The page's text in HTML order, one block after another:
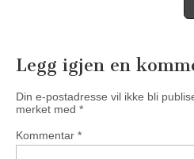
Legg igjen en
Din e-postadresse vil ikke bli
merket med *
Kommentar *